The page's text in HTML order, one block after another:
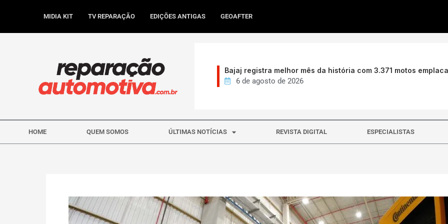
MIDIA KIT TV REPARAÇÃO EDIÇÕES ANTIGAS GEOAFTER
Bajaj registra melhor mês da história com 3.371 motos
6 de agosto de 2026
HOME QUEM SOMOS ÚLTIMAS NOTÍCIAS REVISTA DIGITAL ESPECIALISTAS